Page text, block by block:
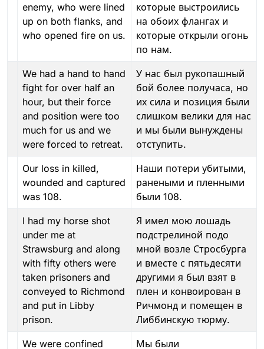
enemy, who were lined
up on both flanks, and
who opened fire on us.
которые выстроились
на обоих флангах и
которые открыли огонь
по нам.
We had a hand to hand
fight for over half an
hour, but their force
and position were too
much for us and we
were forced to retreat.
У нас был рукопашный
бой более получаса, но
их сила и позиция были
слишком велики для нас
и мы были вынуждены
отступить.
Our loss in killed,
wounded and captured
was 108.
Наши потери убитыми,
ранеными и пленными
были 108.
I had my horse shot
under me at
Strawsburg and along
with fifty others were
taken prisoners and
conveyed to Richmond
and put in Libby
prison.
Я имел мою лошадь
подстрелиной подо
мной возле Стросбурга
и вместе с пятьдесяти
другими я был взят в
плен и конвоирован в
Ричмонд и помещен в
Либбинскую тюрму.
We were confined
Мы были